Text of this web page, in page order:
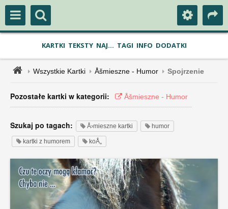
KARTKI TEKSTY NAJ... TAGI INFO DODATKI
Wszystkie Kartki Åšmieszne - Humor Spojrzenie
Pozostałe kartki w kategorii: Åšmieszne - Humor
Szukaj po tagach: Å›mieszne kartki humor
kartki z humorem koÅ„